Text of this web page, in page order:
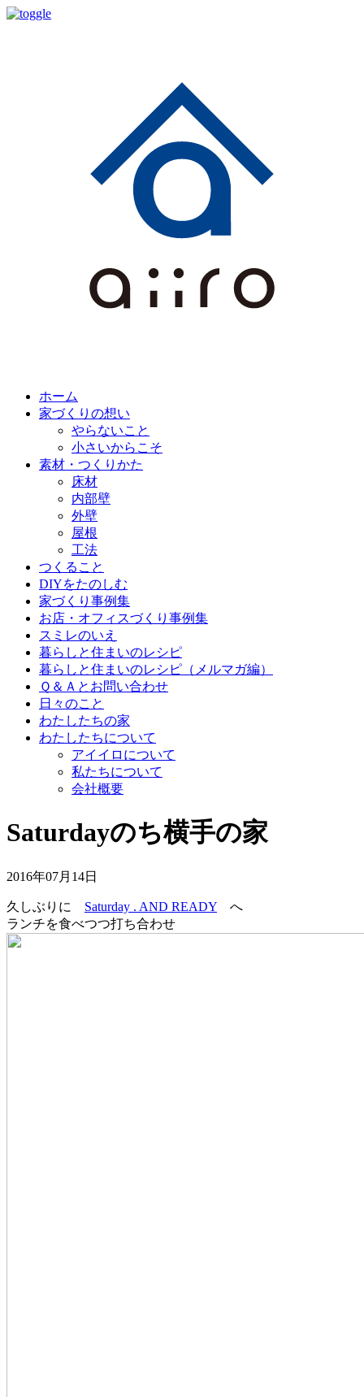
ホーム
家づくりの想い
やらないこと
小さいからこそ
素材・つくりかた
床材
内部壁
外壁
屋根
工法
つくること
DIYをたのしむ
家づくり事例集
お店・オフィスづくり事例集
スミレのいえ
暮らしと住まいのレシピ
暮らしと住まいのレシピ（メルマガ編）
Ｑ＆Ａとお問い合わせ
日々のこと
わたしたちの家
わたしたちについて
アイイロについて
私たちについて
会社概要
Saturdayのち横手の家
2016年07月14日
久しぶりに Saturday . AND READY へ
ランチを食べつつ打ち合わせ